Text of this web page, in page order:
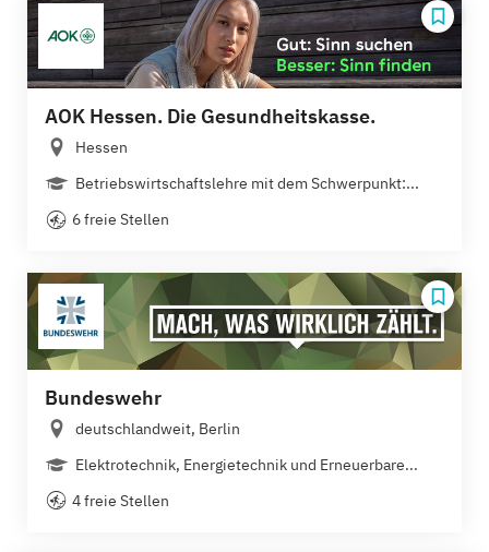
AOK Hessen. Die Gesundheitskasse.
Hessen
Betriebswirtschaftslehre mit dem Schwerpunkt:...
6 freie Stellen
Bundeswehr
deutschlandweit, Berlin
Elektrotechnik, Energietechnik und Erneuerbare...
4 freie Stellen